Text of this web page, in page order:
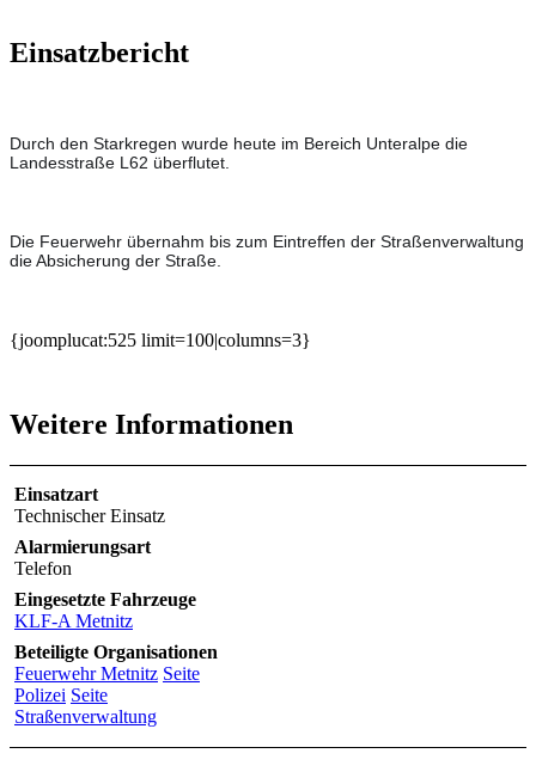
Einsatzbericht
Durch den Starkregen wurde heute im Bereich Unteralpe die
Landesstraße L62 überflutet.
Die Feuerwehr übernahm bis zum Eintreffen der Straßenverwaltung
die Absicherung der Straße.
{joomplucat:525 limit=100|columns=3}
Weitere Informationen
Einsatzart
Technischer Einsatz
Alarmierungsart
Telefon
Eingesetzte Fahrzeuge
KLF-A Metnitz
Beteiligte Organisationen
Feuerwehr Metnitz Seite
Polizei Seite
Straßenverwaltung